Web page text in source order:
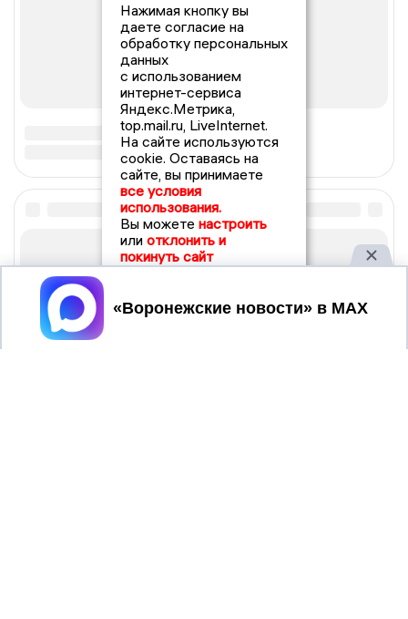
Нажимая кнопку вы
даете согласие на
обработку персональных
данных
с использованием
интернет-сервиса
Яндекс.Метрика,
top.mail.ru, LiveInternet.
На сайте используются
cookie. Оставаясь на
сайте, вы принимаете
все условия
использования.
Вы можете настроить
или отклонить и
покинуть сайт
Принять